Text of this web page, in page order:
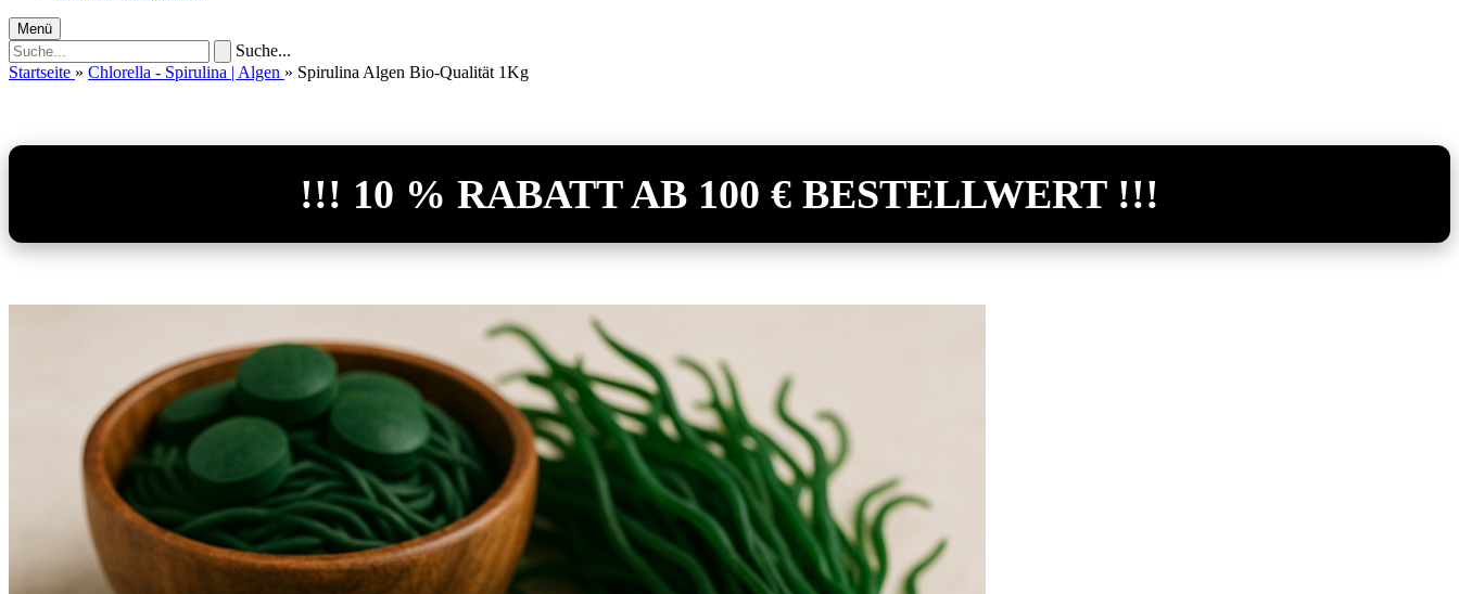
Menü
Suche...
Startseite » Chlorella - Spirulina | Algen » Spirulina Algen Bio-Qualität 1Kg
!!! 10 % RABATT AB 100 € BESTELLWERT !!!